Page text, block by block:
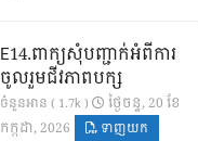
E14.ពាក្យសុំបញ្ជាក់អំពីការ
ចូលរួមជីវភាពបក្ស
ចំនួនអាន ( 1.7k )
ថ្ងៃ​ចន្ទ, 20 ខែ​
កក្កដា, 2026
ទាញយក